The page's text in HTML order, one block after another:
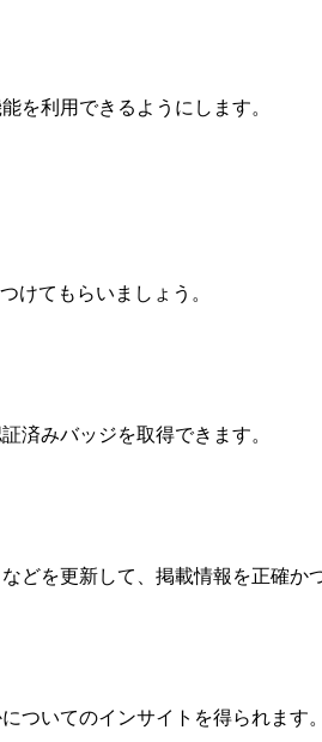
を利用できるようにします。
けてもらいましょう。
済みバッジを取得できます。
どを更新して、掲載情報を正確か
ついてのインサイトを得られます。